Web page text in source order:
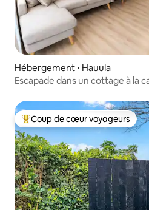
Hébergement ⋅ Hauula
Escapade dans un cottage à la
Coups de cœur voyageurs les
Coup de cœur voyageurs